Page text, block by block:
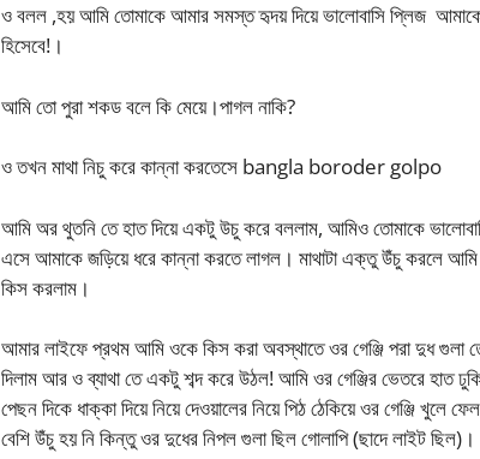
ও বলল ,হয় আমি তোমাকে আমার সমস্ত হৃদয় দিয়ে ভালোবাসি প্লিজ আমাকে
হিসেবে!।
আমি তো পুরা শকড বলে কি মেয়ে।পাগল নাকি?
ও তখন মাথা নিচু করে কান্না করতেসে bangla boroder golpo
আমি অর থুতনি তে হাত দিয়ে একটু উচু করে বললাম, আমিও তোমাকে
এসে আমাকে জড়িয়ে ধরে কান্না করতে লাগল। মাথাটা এক্তু উঁচু করলে
কিস করলাম।
আমার লাইফে প্রথম আমি ওকে কিস করা অবস্থাতে ওর গেঞ্জি পরা দুধ গুলা
দিলাম আর ও ব্যাথা তে একটু শব্দ করে উঠল! আমি ওর গেঞ্জির ভেতরে হাত
পেছন দিকে ধাক্কা দিয়ে নিয়ে দেওয়ালের নিয়ে পিঠ ঠেকিয়ে ওর গেঞ্জি
বেশি উঁচু হয় নি কিন্তু ওর দুধের নিপল গুলা ছিল গোলাপি (ছাদে লাইট ছিল)।